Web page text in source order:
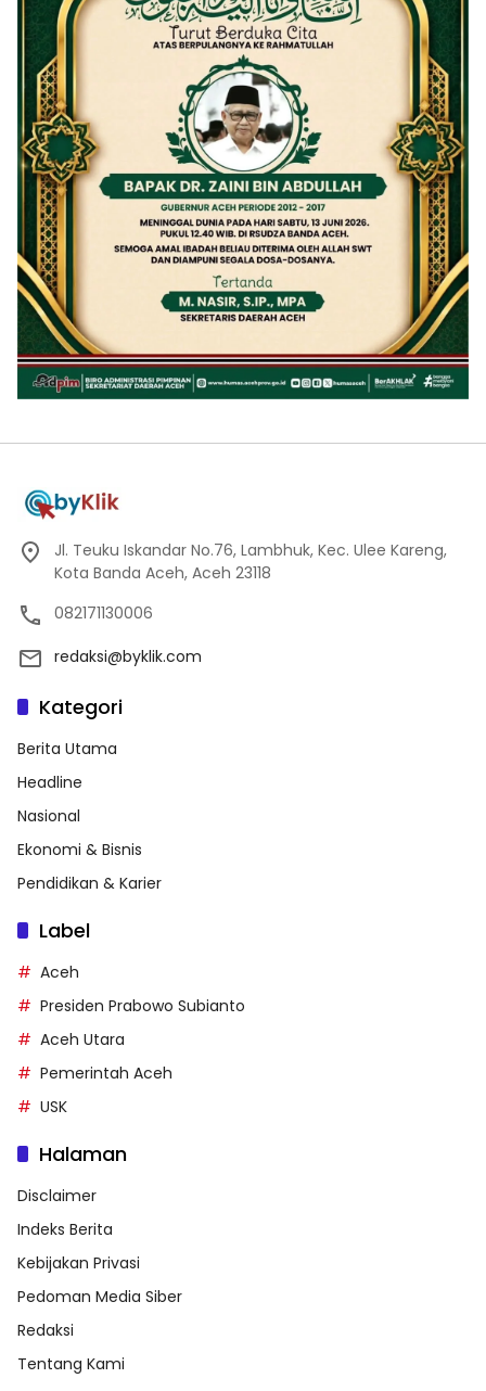
Jl. Teuku Iskandar No.76, Lambhuk, Kec. Ulee Kareng,
Kota Banda Aceh, Aceh 23118
082171130006
redaksi@byklik.com
Kategori
Berita Utama
Headline
Nasional
Ekonomi & Bisnis
Pendidikan & Karier
Label
Aceh
Presiden Prabowo Subianto
Aceh Utara
Pemerintah Aceh
USK
Halaman
Disclaimer
Indeks Berita
Kebijakan Privasi
Pedoman Media Siber
Redaksi
Tentang Kami